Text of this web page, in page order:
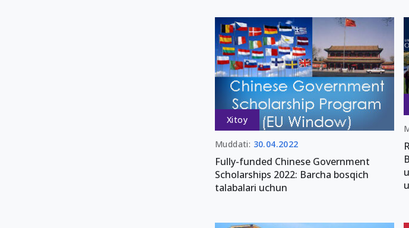
Xitoy
Muddati: 30.04.2022
Fully-funded Chinese Government
Scholarships 2022: Barcha bosqich
talabalari uchun